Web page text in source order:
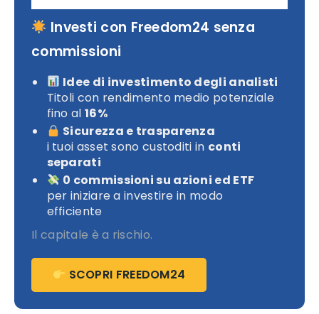
Investi con Freedom24 senza
commissioni
Idee di investimento degli analisti
Titoli con rendimento medio potenziale
fino al 16%
Sicurezza e trasparenza
i tuoi asset sono custoditi in conti
separati
0 commissioni su azioni ed ETF
per iniziare a investire in modo
efficiente
Il capitale è a rischio.
SCOPRI FREEDOM24